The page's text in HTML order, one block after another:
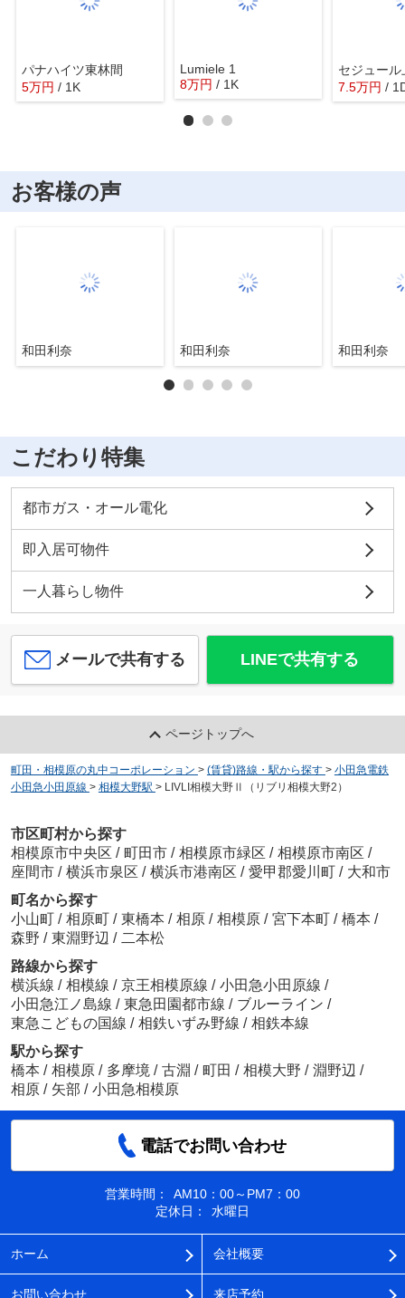
パナハイツ東林間
5万円 / 1K
Lumiele 1
8万円 / 1K
セジュール
7.5万円 /
お客様の声
和田利奈 和田利奈 和田利奈
こだわり特集
都市ガス・オール電化
即入居可物件
一人暮らし物件
メールで共有する LINEで共有する
ページトップへ
町田・相模原の丸中コーポレーション > (賃貸)路線・駅から探す > 小田急電鉄
小田急小田原線 > 相模大野駅 > LIVLI相模大野Ⅱ（リブリ相模大野2）
市区町村から探す
相模原市中央区 / 町田市 / 相模原市緑区 / 相模原市南区 /
座間市 / 横浜市泉区 / 横浜市港南区 / 愛甲郡愛川町 / 大和市
町名から探す
小山町 / 相原町 / 東橋本 / 相原 / 相模原 / 宮下本町 / 橋本 /
森野 / 東淵野辺 / 二本松
路線から探す
横浜線 / 相模線 / 京王相模原線 / 小田急小田原線 /
小田急江ノ島線 / 東急田園都市線 / ブルーライン /
東急こどもの国線 / 相鉄いずみ野線 / 相鉄本線
駅から探す
橋本 / 相模原 / 多摩境 / 古淵 / 町田 / 相模大野 / 淵野辺 /
相原 / 矢部 / 小田急相模原
電話でお問い合わせ
営業時間：
AM10：00～PM7：00
定休日：
水曜日
ホーム 会社概要
お問い合わせ 来店予約